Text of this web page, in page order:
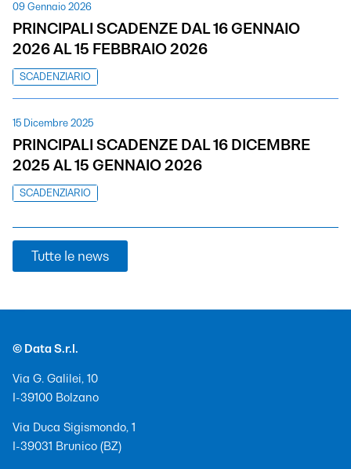
09 Gennaio 2026
PRINCIPALI SCADENZE DAL 16 GENNAIO
2026 AL 15 FEBBRAIO 2026
SCADENZIARIO
15 Dicembre 2025
PRINCIPALI SCADENZE DAL 16 DICEMBRE
2025 AL 15 GENNAIO 2026
SCADENZIARIO
Tutte le news
© Data S.r.l.
Via G. Galilei, 10
I-39100 Bolzano
Via Duca Sigismondo, 1
I-39031 Brunico (BZ)